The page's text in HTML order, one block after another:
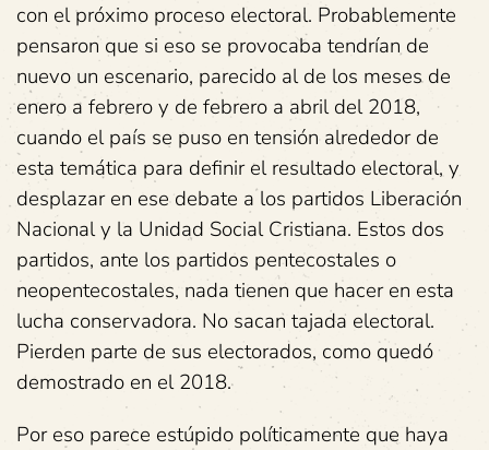
con el próximo proceso electoral. Probablemente
pensaron que si eso se provocaba tendrían de
nuevo un escenario, parecido al de los meses de
enero a febrero y de febrero a abril del 2018,
cuando el país se puso en tensión alrededor de
esta temática para definir el resultado electoral, y
desplazar en ese debate a los partidos Liberación
Nacional y la Unidad Social Cristiana. Estos dos
partidos, ante los partidos pentecostales o
neopentecostales, nada tienen que hacer en esta
lucha conservadora. No sacan tajada electoral.
Pierden parte de sus electorados, como quedó
demostrado en el 2018.
Por eso parece estúpido políticamente que haya